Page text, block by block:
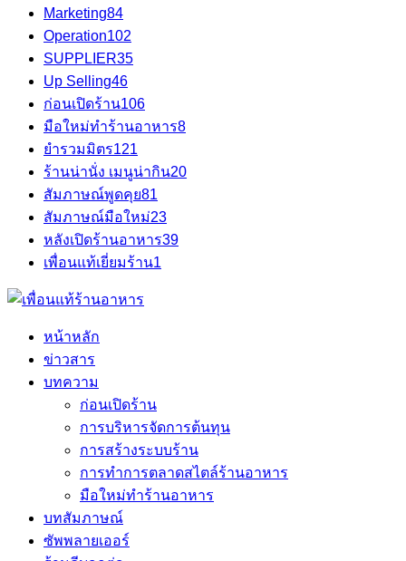
Marketing84
Operation102
SUPPLIER35
Up Selling46
ก่อนเปิดร้าน106
มือใหม่ทำร้านอาหาร8
ยำรวมมิตร121
ร้านน่านั่ง เมนูน่ากิน20
สัมภาษณ์พูดคุย81
สัมภาษณ์มือใหม่23
หลังเปิดร้านอาหาร39
เพื่อนแท้เยี่ยมร้าน1
หน้าหลัก
ข่าวสาร
บทความ
ก่อนเปิดร้าน
การบริหารจัดการต้นทุน
การสร้างระบบร้าน
การทำการตลาดสไตล์ร้านอาหาร
มือใหม่ทำร้านอาหาร
บทสัมภาษณ์
ซัพพลายเออร์